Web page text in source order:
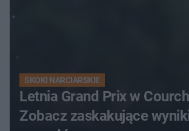
SKOKI NARCIARSKIE
Letnia Grand Prix w
Zobacz zaskakujące